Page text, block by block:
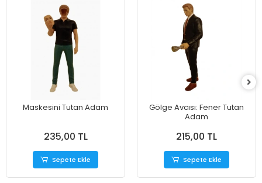
Maskesini Tutan Adam
235,00 TL
Sepete Ekle
​Gölge Avcısı: Fener Tutan
Adam
215,00 TL
Sepete Ekle